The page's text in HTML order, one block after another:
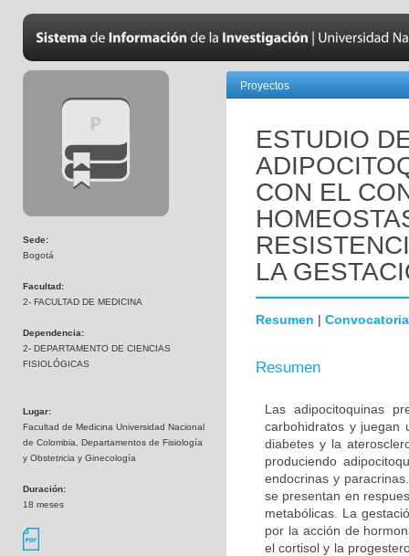
Sede:
Bogotá
Facultad:
2- FACULTAD DE MEDICINA
Dependencia:
2- DEPARTAMENTO DE CIENCIAS
FISIOLÓGICAS
Lugar:
Facultad de Medicina Universidad Nacional
de Colombia, Departamentos de Fisiología
y Obstetricia y Ginecología
Duración:
18 meses
Proyectos
ESTUDIO
CON EL
LA
Resumen | Convocatoria
Resumen
Las adipocitoquinas
carbohidratos y juegan
diabetes y la
produciendo
endocrinas y
se presentan en
metabólicas. La
por la acción de
el cortisol y la